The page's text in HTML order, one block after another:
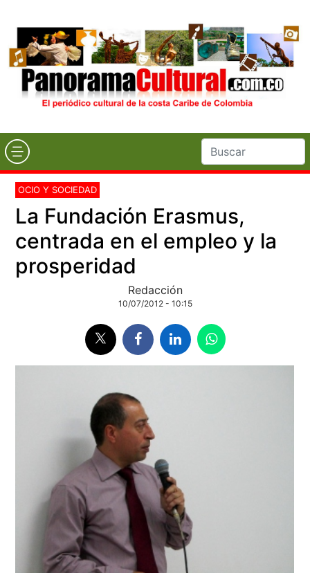
OCIO Y SOCIEDAD
La Fundación Erasmus,
centrada en el empleo y la
prosperidad
Redacción
10/07/2012 - 10:15